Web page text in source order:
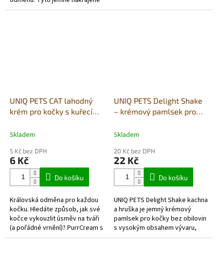
kousky ve tvaru kosti jsou
obsahem vlhkosti a prvotřídních
UNIQ PETS CAT lahodný
krém pro kočky s kuřecím
Skladem
5 Kč bez DPH
6 Kč
Do košíku
Královská odměna pro každou
kočku. Hledáte způsob, jak své
kočce vykouzlit úsměv na tváři
(a pořádné vrnění)? PurrCream s
kuřecí příchutí je jemný a
UNIQ PETS Delight Shake
– krémový pamlsek pro
hruškami (6ks bal.)
Skladem
20 Kč bez DPH
22 Kč
Do košíku
UNIQ PETS Delight Shake kachna
a hruška je jemný krémový
pamlsek pro kočky bez obilovin
s vysokým obsahem vývaru,
kachním masem a hruškou.